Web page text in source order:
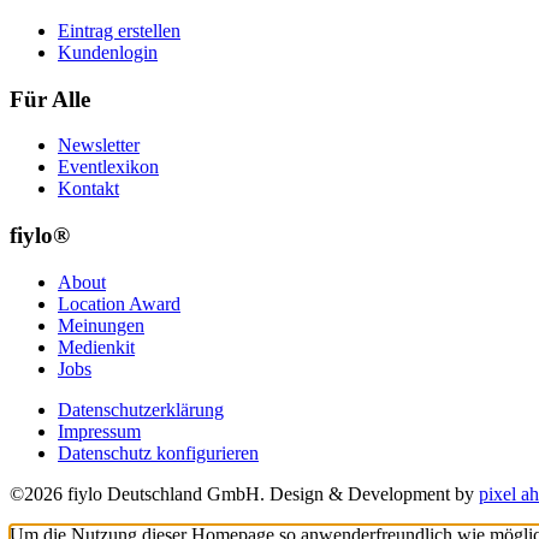
Eintrag erstellen
Kundenlogin
Für Alle
Newsletter
Eventlexikon
Kontakt
fiylo®
About
Location Award
Meinungen
Medienkit
Jobs
Datenschutzerklärung
Impressum
Datenschutz konfigurieren
©2026 fiylo Deutschland GmbH. Design & Development by pixel
Um die Nutzung dieser Homepage so anwenderfreundlich wie